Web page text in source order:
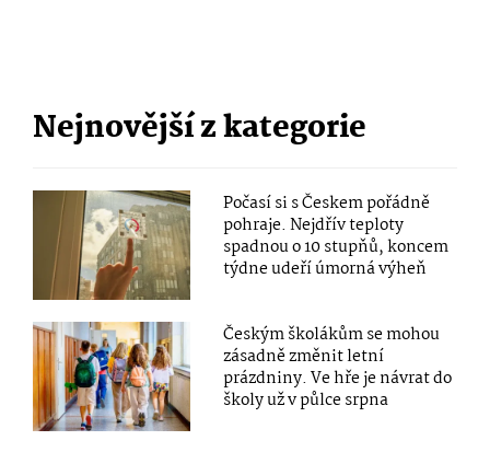
Nejnovější z kategorie
Počasí si s Českem pořádně
pohraje. Nejdřív teploty
spadnou o 10 stupňů, koncem
týdne udeří úmorná výheň
Českým školákům se mohou
zásadně změnit letní
prázdniny. Ve hře je návrat do
školy už v půlce srpna